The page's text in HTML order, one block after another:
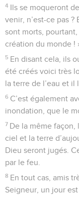
4 Ils se moqueront
venir, n’est-ce pas
sont morts,
création du monde !
5 En disant cela, ils
été créés voici très
la terre de l’eau et il
6 C’est également
inondation, que le
7 De la même façon,
ciel et la terre
Dieu seront jugés.
par le feu.
8 En tout cas, amis
Seigneur, un jour